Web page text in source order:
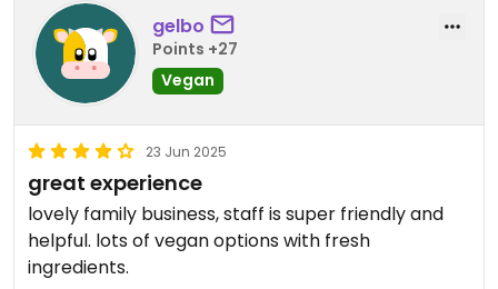
gelbo
Points +27
Vegan
23 Jun 2025
great experience
lovely family business, staff is super friendly and
helpful. lots of vegan options with fresh
ingredients.